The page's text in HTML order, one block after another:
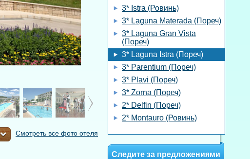
Смотреть все фото отеля
3* Istra (Ровинь)
3* Laguna Materada (Пореч)
3* Laguna Gran Vista
(Пореч)
3* Laguna Istra (Пореч)
3* Parentium (Пореч)
3* Plavi (Пореч)
3* Zorna (Пореч)
2* Delfin (Пореч)
2* Montauro (Ровинь)
Следите за предложениями